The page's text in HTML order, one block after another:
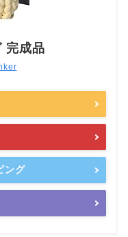
完成品
ング